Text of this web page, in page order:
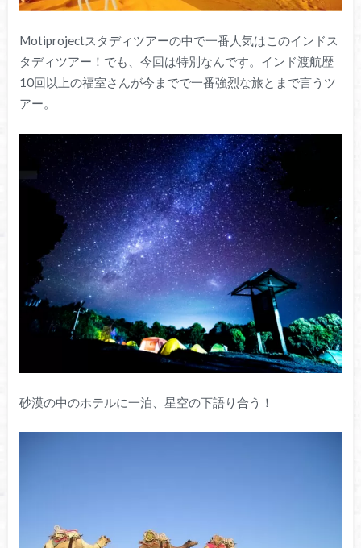
Motiprojectスタディツアーの中で一番人気はこのインドス
タディツアー！でも、今回は特別なんです。インド渡航歴
10回以上の福室さんが今までで一番強烈な旅とまで言うツ
アー。
砂漠の中のホテルに一泊、星空の下語り合う！